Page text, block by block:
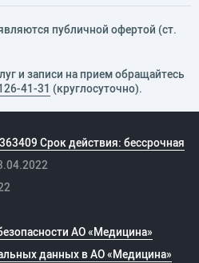
публичной офертой (ст.
и записи на прием обращайтесь
41-31 (круглосуточно).
Срок действия: бессрочная
АО «Медицина»
данных в АО «Медицина»